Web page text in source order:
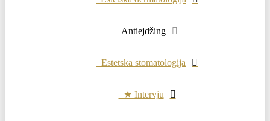
Antiejdžing
Estetska stomatologija
★ Intervju